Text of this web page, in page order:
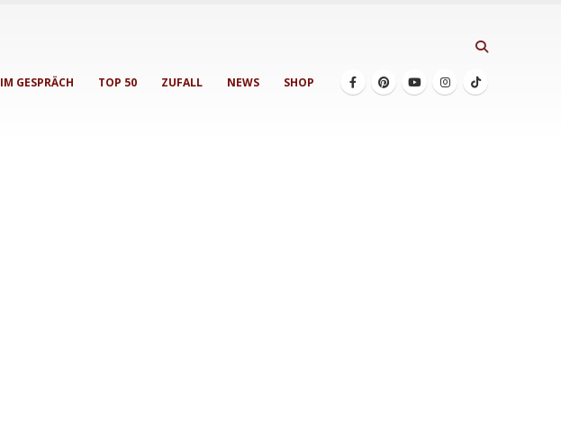
IM GESPRÄCH TOP 50 ZUFALL NEWS SHOP